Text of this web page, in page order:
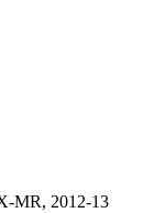
MR, 2012-13